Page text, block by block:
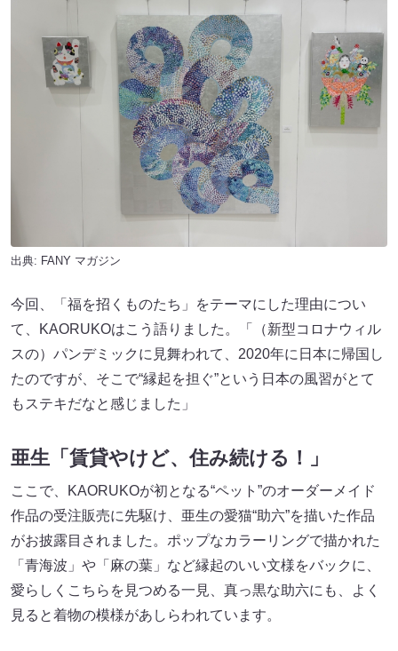
出典: FANY マガジン
今回、「福を招くものたち」をテーマにした理由につい
て、KAORUKOはこう語りました。「（新型コロナウィル
スの）パンデミックに見舞われて、2020年に日本に帰国し
たのですが、そこで“縁起を担ぐ”という日本の風習がとて
もステキだなと感じました」
亜生「賃貸やけど、住み続ける！」
ここで、KAORUKOが初となる“ペット”のオーダーメイド
作品の受注販売に先駆け、亜生の愛猫“助六”を描いた作品
がお披露目されました。ポップなカラーリングで描かれた
「青海波」や「麻の葉」など縁起のいい文様をバックに、
愛らしくこちらを見つめる一見、真っ黒な助六にも、よく
見ると着物の模様があしらわれています。